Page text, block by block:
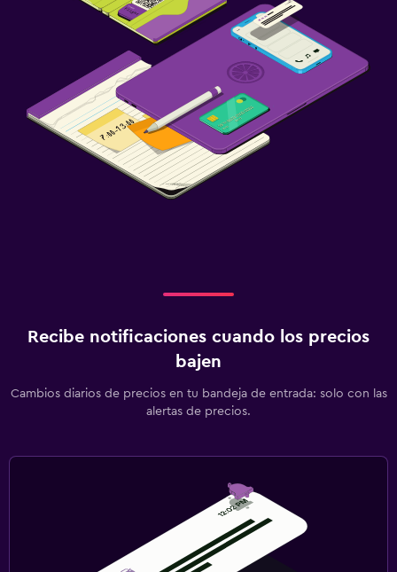
Zona de trabajo
Fax/fotocopiadora
Caja fuerte para laptops
Escritorio
Recibe notificaciones cuando los precios
bajen
Cambios diarios de precios en tu bandeja de entrada: solo con las
alertas de precios.